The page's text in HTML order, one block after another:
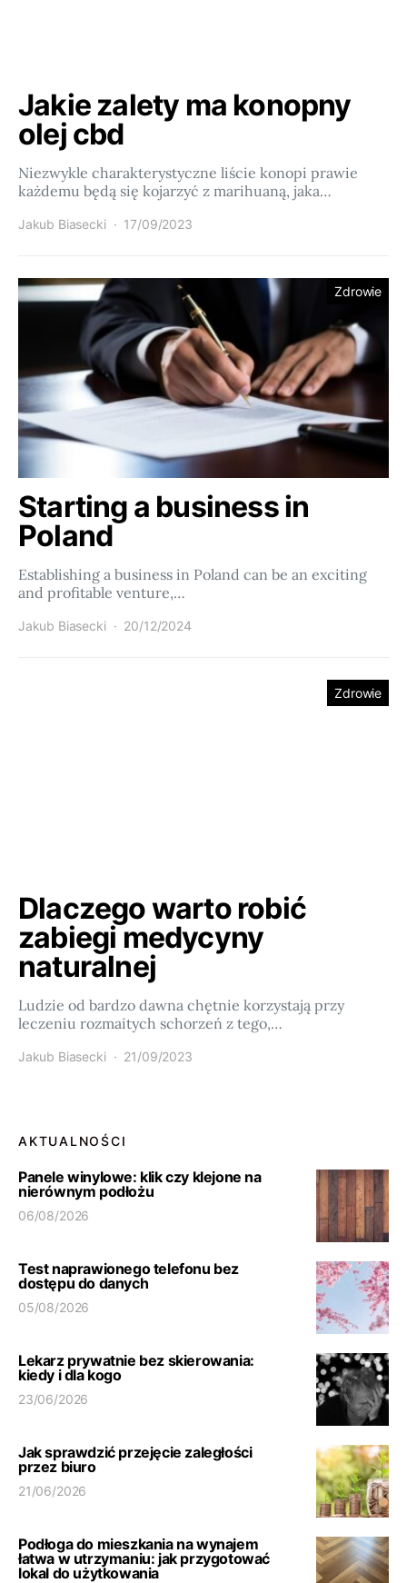
Jakie zalety ma konopny
olej cbd
Niezwykle charakterystyczne liście konopi prawie
każdemu będą się kojarzyć z marihuaną, jaka…
Jakub Biasecki 17/09/2023
Zdrowie
Starting a business in
Poland
Establishing a business in Poland can be an exciting
and profitable venture,…
Jakub Biasecki 20/12/2024
Zdrowie
Dlaczego warto robić
zabiegi medycyny
naturalnej
Ludzie od bardzo dawna chętnie korzystają przy
leczeniu rozmaitych schorzeń z tego,…
Jakub Biasecki 21/09/2023
AKTUALNOŚCI
Panele winylowe: klik czy klejone na
nierównym podłożu
06/08/2026
Test naprawionego telefonu bez
dostępu do danych
05/08/2026
Lekarz prywatnie bez skierowania:
kiedy i dla kogo
23/06/2026
Jak sprawdzić przejęcie zaległości
przez biuro
21/06/2026
Podłoga do mieszkania na wynajem
łatwa w utrzymaniu: jak przygotować
lokal do użytkowania